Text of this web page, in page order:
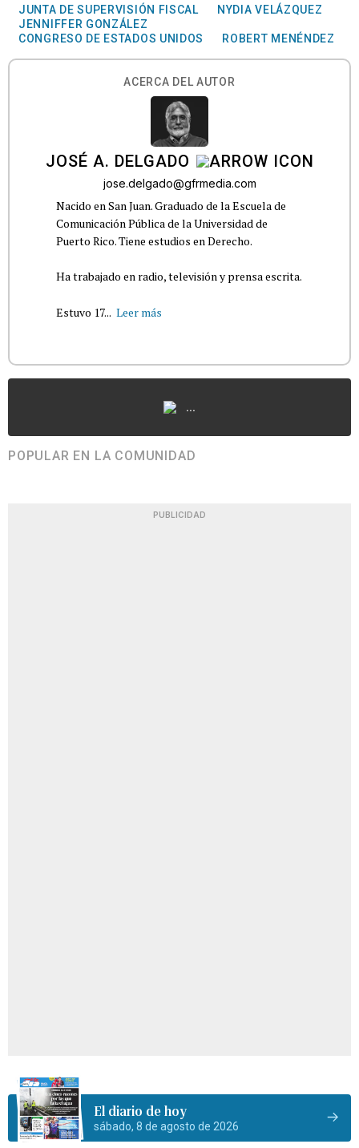
JUNTA DE SUPERVISIÓN FISCAL
NYDIA VELÁZQUEZ
JENNIFFER GONZÁLEZ
CONGRESO DE ESTADOS UNIDOS
ROBERT MENÉNDEZ
ACERCA DEL AUTOR
JOSÉ A. DELGADO
jose.delgado@gfrmedia.com
Nacido en San Juan. Graduado de la Escuela de
Comunicación Pública de la Universidad de
Puerto Rico. Tiene estudios en Derecho.
Ha trabajado en radio, televisión y prensa escrita.
Estuvo 17... Leer más
...
POPULAR EN LA COMUNIDAD
PUBLICIDAD
El diario de hoy
sábado, 8 de agosto de 2026